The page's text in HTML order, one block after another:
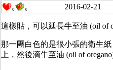
0 0 2016-02-21
這樣貼，可以延長牛至油 (oil of
那一團白色的是很小張的衛生
上，然後滴牛至油 (oil of